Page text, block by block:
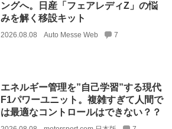
ングへ。日産「フェアレディZ」の悩
みを解く移設キット
2026.08.08 Auto Messe Web 7
エネルギー管理を”自己学習”する現代
F1パワーユニット。複雑すぎて人間で
は最適なコントロールはできない？？